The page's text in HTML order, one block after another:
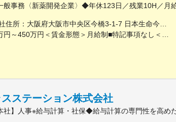
般事務〈新薬開発企業〉◆年休123日／残業10H／
ステーション株式会社
社】人事※給与計算・社保◆給与計算の専門性を高